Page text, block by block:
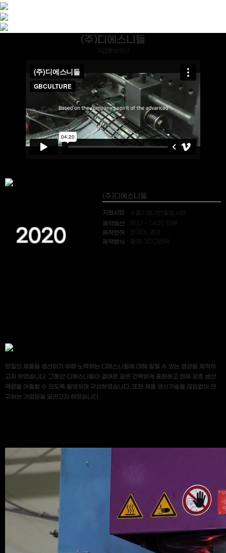
(주)디에스니들
기업홍보영상
2020
(주)디에스니들
지원사업 수출지원기반활용사업
제작예산 800 ~ 1,400 만원
제작언어 한국어, 영어
제작방식 촬영, 3D그래픽
양질의 제품을 생산하기 위해 노력하는 디에스니들에 대해 알릴 수 있는 영상을 제작하
고자 하였습니다. 그동안 디에스니들이 걸어온 길은 간략하게 표현하고 현재 갖춘 생산
역량을 어필할 수 있도록 촬영하여 구성하였습니다. 또한 제품 생산기술을 끊임없이 연
구하는 기업임을 알리고자 하였습니다.